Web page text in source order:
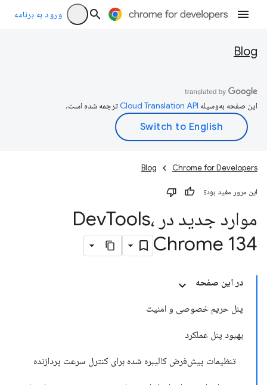
ورود به برنامه
Blog
این صفحه به‌وسیله ترجمه شده است.
Chrome for Developers
Blog
این مرور مفید بود؟
موارد جدید در Dev Tools،
Chrome 134
در این صفحه
پنل حریم خصوصی و امنیت
بهبود پنل عملکرد
تنظیمات پیش‌فرض کالیبره شده برای کنترل سرعت پردازنده